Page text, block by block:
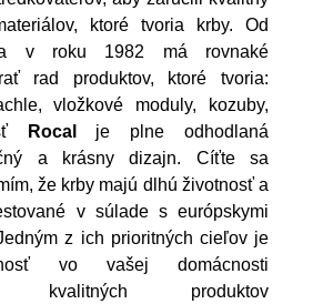
ktoré tvoria krby. Od
v roku 1982 má rovnaké
rad produktov, ktoré tvoria:
vložkové moduly, kozuby,
Rocal
je plne odhodlaná
a krásny dizajn. Cíťte sa
že krby majú dlhú životnosť a
v súlade s európskymi
z ich prioritných cieľov je
vo vašej domácnosti
kvalitných produktov